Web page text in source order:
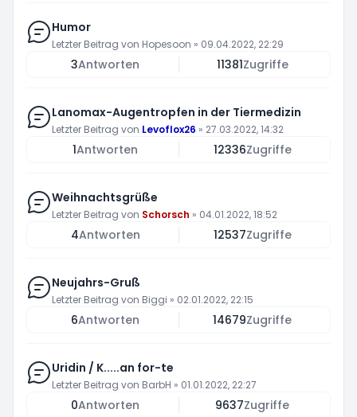
Humor
Letzter Beitrag von Hopesoon » 09.04.2022, 22:29
3Antworten 11381Zugriffe
Lanomax-Augentropfen in der Tiermedizin
Letzter Beitrag von Levoflox26 » 27.03.2022, 14:32
1Antworten 12336Zugriffe
Weihnachtsgrüße
Letzter Beitrag von Schorsch » 04.01.2022, 18:52
4Antworten 12537Zugriffe
Neujahrs-Gruß
Letzter Beitrag von Biggi » 02.01.2022, 22:15
6Antworten 14679Zugriffe
Uridin / K.....an for-te
Letzter Beitrag von BarbH » 01.01.2022, 22:27
0Antworten 9637Zugriffe